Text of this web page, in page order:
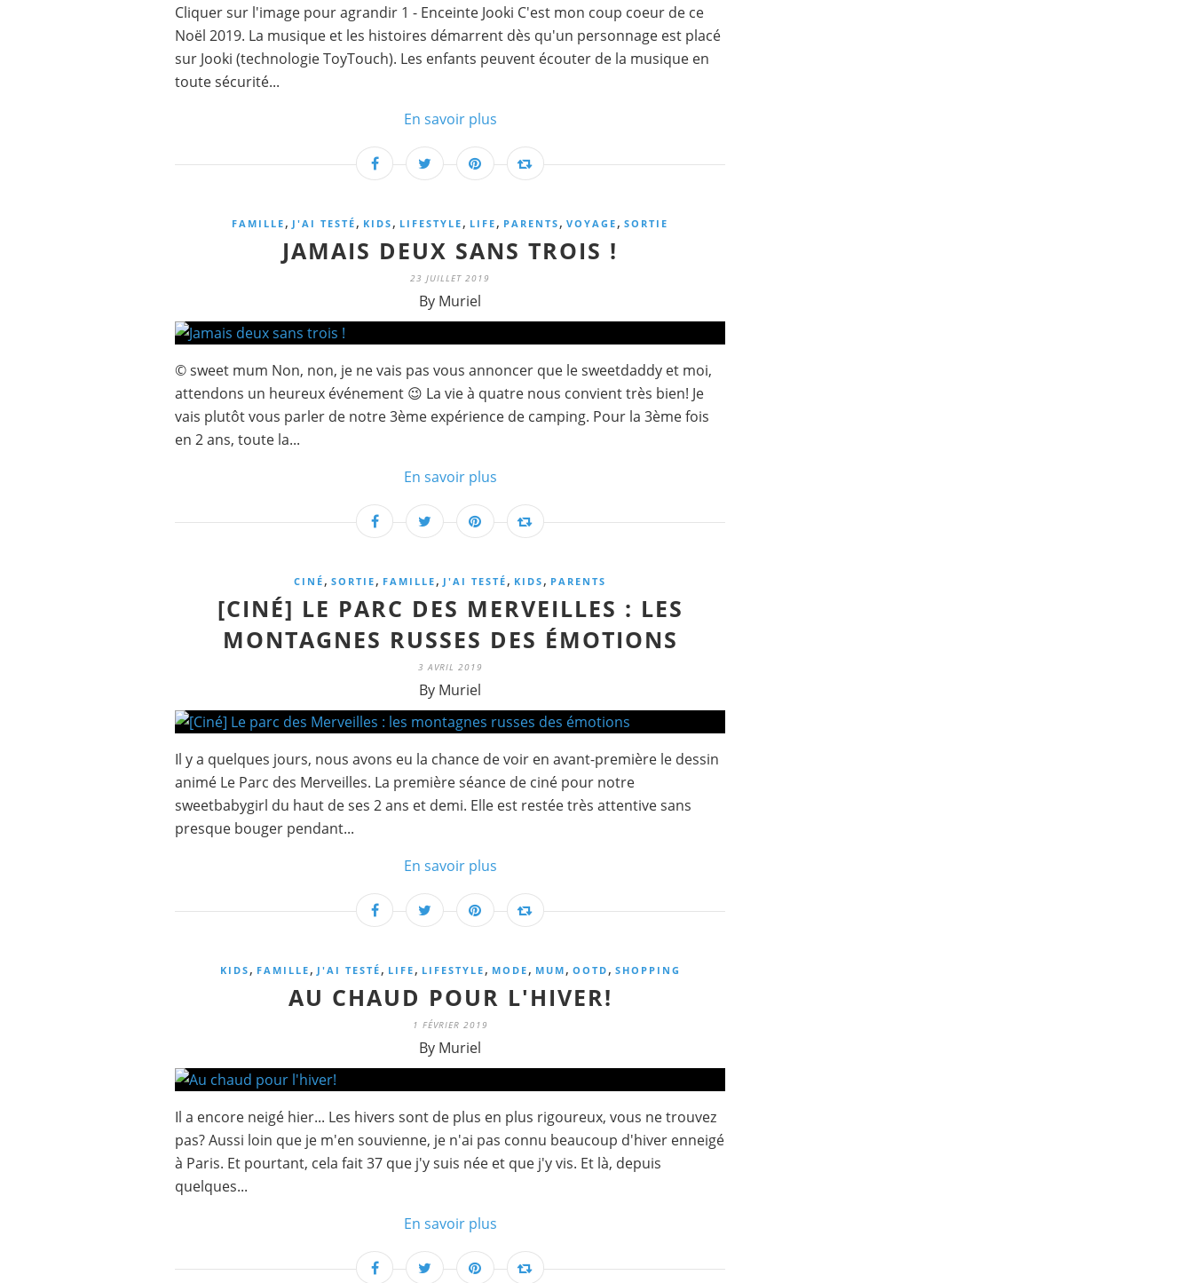
Cliquer sur l'image pour agrandir 1 - Enceinte Jooki C'est mon coup coeur de ce
Noël 2019. La musique et les histoires démarrent dès qu'un personnage est placé
sur Jooki (technologie ToyTouch). Les enfants peuvent écouter de la musique en
toute sécurité...
En savoir plus
FAMILLE,J'AI TESTÉ, KIDS, LIFESTYLE, LIFE, PARENTS, VOYAGE, SORTIE
JAMAIS DEUX SANS TROIS !
23 JUILLET 2019
By Muriel
© sweet mum Non, non, je ne vais pas vous annoncer que le sweetdaddy et moi,
attendons un heureux événement 😉 La vie à quatre nous convient très bien! Je
vais plutôt vous parler de notre 3ème expérience de camping. Pour la 3ème fois
en 2 ans, toute la...
En savoir plus
CINÉ, SORTIE, FAMILLE,J'AI TESTÉ, KIDS, PARENTS
[CINÉ] LE PARC DES MERVEILLES : LES
MONTAGNES RUSSES DES ÉMOTIONS
3 AVRIL 2019
By Muriel
Il y a quelques jours, nous avons eu la chance de voir en avant-première le dessin
animé Le Parc des Merveilles. La première séance de ciné pour notre
sweetbabygirl du haut de ses 2 ans et demi. Elle est restée très attentive sans
presque bouger pendant...
En savoir plus
KIDS, FAMILLE,J'AI TESTÉ, LIFE, LIFESTYLE, MODE, MUM, OOTD, SHOPPING
AU CHAUD POUR L'HIVER!
1 FÉVRIER 2019
By Muriel
Il a encore neigé hier... Les hivers sont de plus en plus rigoureux, vous ne trouvez
pas? Aussi loin que je m'en souvienne, je n'ai pas connu beaucoup d'hiver enneigé
à Paris. Et pourtant, cela fait 37 que j'y suis née et que j'y vis. Et là, depuis
quelques...
En savoir plus